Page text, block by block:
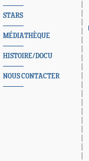
STARS
MÉDIATHÈQUE
HISTOIRE/DOCU
NOUS CONTACTER